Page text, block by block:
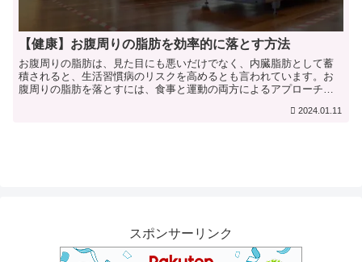
【健康】お腹周りの脂肪を効率的に落とす方法
お腹周りの脂肪は、見た目にも悪いだけでなく、内臓脂肪として蓄
積されると、生活習慣病のリスクを高めるとも言われています。お
腹周りの脂肪を落とすには、食事と運動の両方によるアプローチが
2024.01.11
スポンサーリンク